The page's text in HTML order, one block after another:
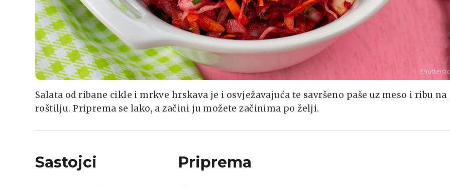
Salata od ribane cikle i mrkve hrskava je i osvježavajuća te savršeno paše uz meso i ribu na
roštilju. Priprema se lako, a začini ju možete začinima po želji.
Sastojci Priprema